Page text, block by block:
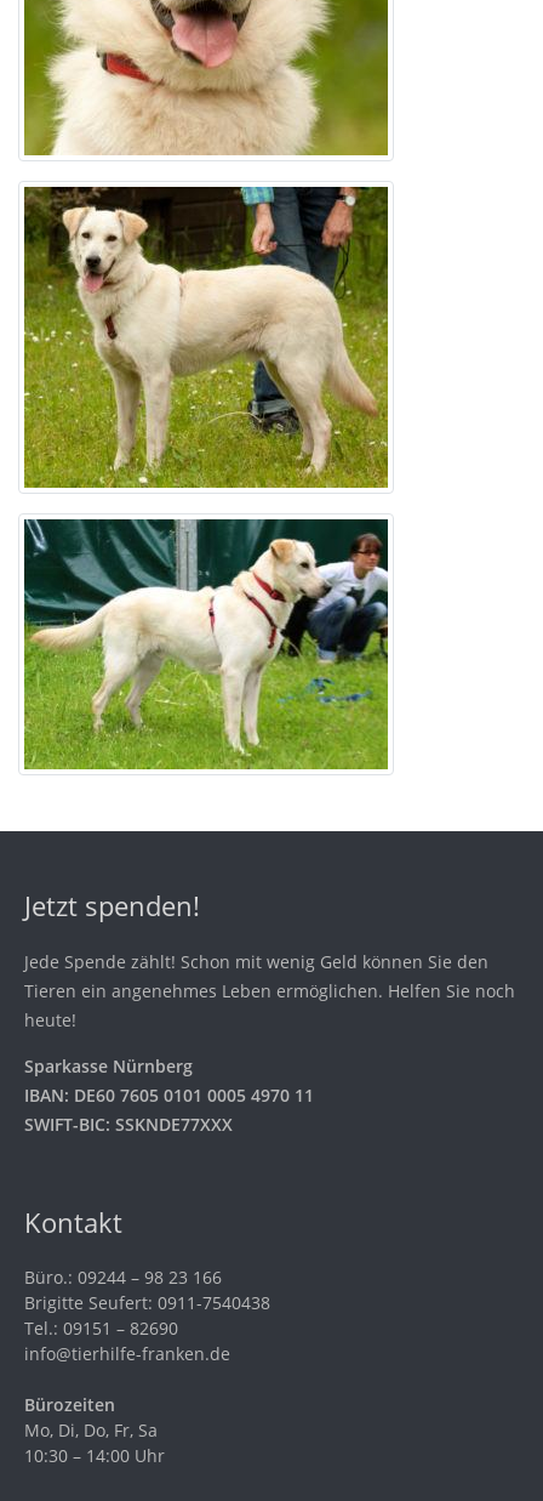
Jetzt spenden!
Jede Spende zählt! Schon mit wenig Geld können Sie den
Tieren ein angenehmes Leben ermöglichen. Helfen Sie noch
heute!
Sparkasse Nürnberg
IBAN: DE60 7605 0101 0005 4970 11
SWIFT-BIC: SSKNDE77XXX
Kontakt
Büro.: 09244 – 98 23 166
Brigitte Seufert: 0911-7540438
Tel.: 09151 – 82690
info@tierhilfe-franken.de
Bürozeiten
Mo, Di, Do, Fr, Sa
10:30 – 14:00 Uhr